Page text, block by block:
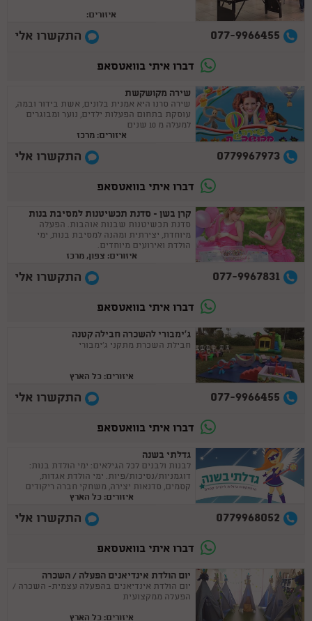
איזורים:
077-9966455 התקשרו אלי
דברו איתי בוואטסאפ
שירה מקושקשת
שירה סרנו היא אמנית בלונים, אשת בידור ובמה,
עוסקת בתחום הפעלות ילדים, נוער ומבוגרים
למעלה מ 10 שנים
איזורים: מרכז
0779967973 התקשרו אלי
דברו איתי בוואטסאפ
קרן בשן - סדנת תכשיטנות למסיבת בנות
סדנת תכשיטנות שבנות אוהבות. הפעלה
מיוחדת, יצירתית ומהנה למסיבת בנות, ימי
הולדת ואירועים מיוחדים.
איזורים: צפון, מרכז
077-9967831 התקשרו אלי
דברו איתי בוואטסאפ
ג‘ימבורי להשכרה חבילה קטנה
חבילת השכרת מתקני ג'ימבורי
איזורים: כל הארץ
077-9966455 התקשרו אלי
דברו איתי בוואטסאפ
גדלתי בשנה
לבנות ולבנים לכל הגילאים: ימי הולדת בנות:
דוגמניות/נסיכות/פיות. ימי הולדת אגדות,
קסמים, סדנאות יצירה, משחקי חברה ריקודים
ומשימות, חיות, ועוד הפתעות :)
איזורים: כל הארץ
0779968052 התקשרו אלי
דברו איתי בוואטסאפ
יום הולדת אינדיאנים הפעלה / השכרה
יום הולדת אינדיאנים בהפעלה עצמית- השכרה /
הפעלה ממקצועית
איזורים: כל הארץ
יום הולדת 27/03